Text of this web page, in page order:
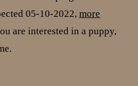
05-10-2022, more
are interested in a puppy,